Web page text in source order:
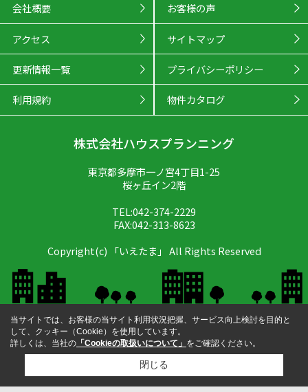
会社概要 お客様の声
アクセス サイトマップ
更新情報一覧 プライバシーポリシー
利用規約 物件カタログ
株式会社ハウスプランニング
東京都多摩市一ノ宮4丁目1-25
桜ヶ丘イン2階
TEL:042-374-2229
FAX:042-313-8623
Copyright(c) 「いえたま」 All Rights Reserved
当サイトでは、お客様の当サイト利用状況把握、サービス向上検討を目的と
して、クッキー（Cookie）を使用しています。
詳しくは、当社の 「Cookieの取扱いについて」 をご確認ください。
閉じる